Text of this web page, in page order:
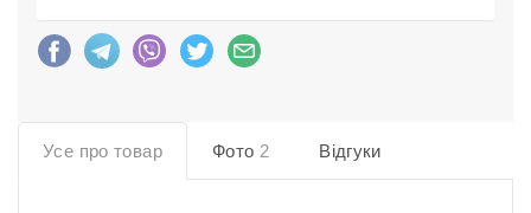
Усе про товар Фото 2 Відгуки